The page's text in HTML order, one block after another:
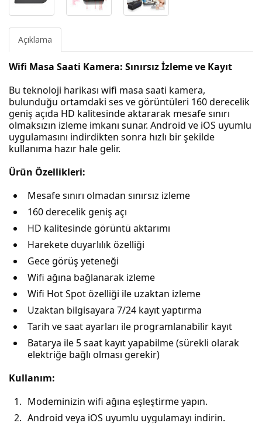
Açıklama
Wifi Masa Saati Kamera: Sınırsız İzleme ve Kayıt
Bu teknoloji harikası wifi masa saati kamera,
bulunduğu ortamdaki ses ve görüntüleri 160 derecelik
geniş açıda HD kalitesinde aktararak mesafe sınırı
olmaksızın izleme imkanı sunar. Android ve iOS uyumlu
uygulamasını indirdikten sonra hızlı bir şekilde
kullanıma hazır hale gelir.
Ürün Özellikleri:
Mesafe sınırı olmadan sınırsız izleme
160 derecelik geniş açı
HD kalitesinde görüntü aktarımı
Harekete duyarlılık özelliği
Gece görüş yeteneği
Wifi ağına bağlanarak izleme
Wifi Hot Spot özelliği ile uzaktan izleme
Uzaktan bilgisayara 7/24 kayıt yaptırma
Tarih ve saat ayarları ile programlanabilir kayıt
Batarya ile 5 saat kayıt yapabilme (sürekli olarak
elektriğe bağlı olması gerekir)
Kullanım:
Modeminizin wifi ağına eşleştirme yapın.
Android veya iOS uyumlu uygulamayı indirin.